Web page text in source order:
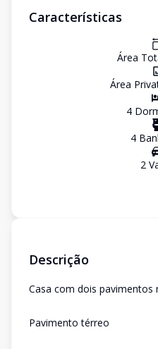
Características
Área
Área
4
4
2
Descrição
Casa com dois pavimentos
Pavimento térreo